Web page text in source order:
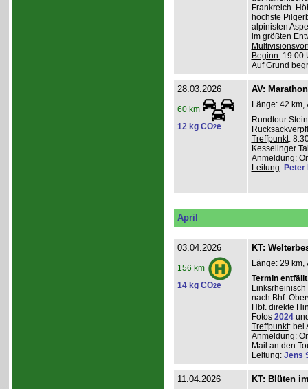
Frankreich.
höchste
alpinisten
im größten
Beginn:19:00
Auf Grund
28.03.2026
60 km
12 kg CO2e
AV:
Länge: 42 km,
Rundtour
Treffpunkt:
Kesselinger
Anmeldung:
Leitung: Peter
April
03.04.2026
156 km
14 kg CO2e
KT:
Länge: 29 km,
Termin
nach Bhf.
Hbf. direkte
Fotos 2024
Treffpunkt: bei
Anmeldung:
Mail an den
Leitung: Jens
11.04.2026 KT: Blüten